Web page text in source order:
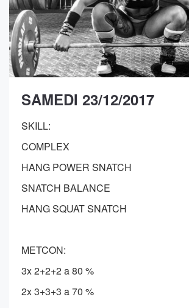
SAMEDI 23/12/2017
SKILL:
COMPLEX
HANG POWER SNATCH
SNATCH BALANCE
HANG SQUAT SNATCH
METCON:
3x 2+2+2 a 80 %
2x 3+3+3 a 70 %